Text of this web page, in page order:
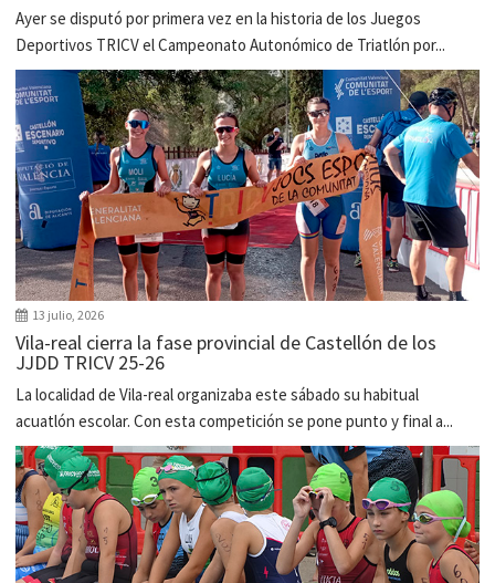
Ayer se disputó por primera vez en la historia de los Juegos
Deportivos TRICV el Campeonato Autonómico de Triatlón por...
13 julio, 2026
Vila-real cierra la fase provincial de Castellón de los
JJDD TRICV 25-26
La localidad de Vila-real organizaba este sábado su habitual
acuatlón escolar. Con esta competición se pone punto y final a...